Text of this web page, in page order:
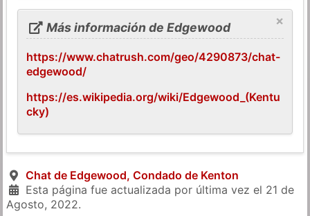
×
Más información de Edgewood
https://www.chatrush.com/geo/4290873/chat-
edgewood/
https://es.wikipedia.org/wiki/Edgewood_(Kentu
cky)
Chat de Edgewood, Condado de Kenton
Esta página fue actualizada por última vez el 21 de
Agosto, 2022.